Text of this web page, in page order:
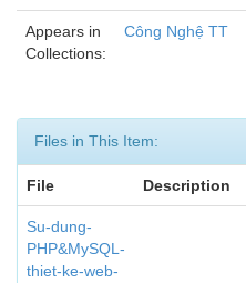
Appears in
Collections:
Công Nghệ TT
Files in This Item:
File Description
Su-dung-
PHP&MySQL-
thiet-ke-web-